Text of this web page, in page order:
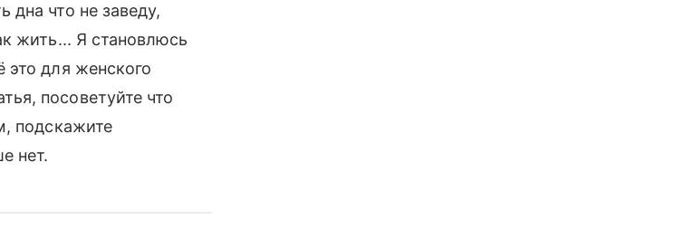
дна что не заведу,
жить... Я становлюсь
это для женского
посоветуйте что
подскажите
нет.